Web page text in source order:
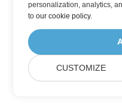
personalization, analytics,
toour cookie policy.
CUSTOMIZE